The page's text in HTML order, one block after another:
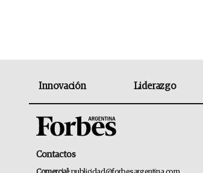
Innovación Liderazgo
Contactos